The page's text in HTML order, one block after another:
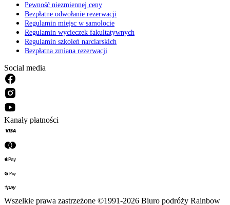
Pewność niezmiennej ceny
Bezpłatne odwołanie rezerwacji
Regulamin miejsc w samolocie
Regulamin wycieczek fakultatywnych
Regulamin szkoleń narciarskich
Bezpłatna zmiana rezerwacji
Social media
Kanały płatności
Wszelkie prawa zastrzeżone ©1991-2026 Biuro podróży Rainbow